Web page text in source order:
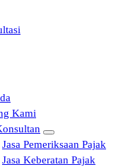
Kami
Jasa Pemeriksaan Pajak
Jasa Keberatan Pajak